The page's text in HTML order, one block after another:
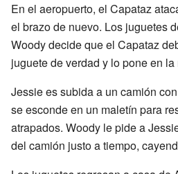
En el aeropuerto, el Capataz
el brazo de nuevo. Los juguetes
Woody decide que el Capataz
juguete de verdad y lo pone en
Jessie es subida a un camión
se esconde en un maletín para
atrapados. Woody le pide a
del camión justo a tiempo,